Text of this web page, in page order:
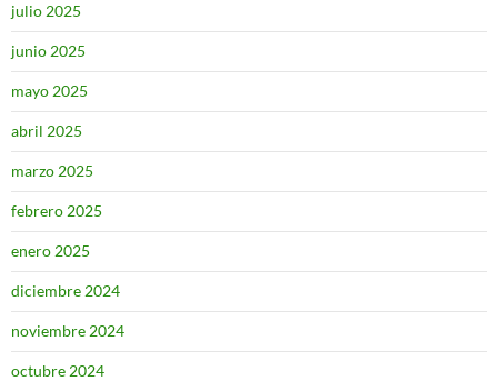
julio 2025
junio 2025
mayo 2025
abril 2025
marzo 2025
febrero 2025
enero 2025
diciembre 2024
noviembre 2024
octubre 2024